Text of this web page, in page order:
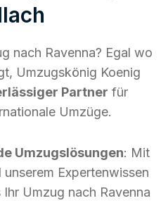
nach Ravenna? Egal wo
Umzugskönig Koenig
Partner für
Umzüge.
Umzugslösungen: Mit
Expertenwissen
Umzug nach Ravenna